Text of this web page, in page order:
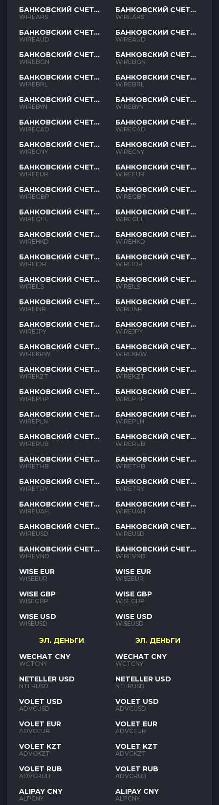
БАНКОВСКИЙ СЧЕТ
ARS
WIREARS
БАНКОВСКИЙ СЧЕТ
AUD
WIREAUD
БАНКОВСКИЙ СЧЕТ
BGN
WIREBGN
БАНКОВСКИЙ СЧЕТ
BRL
WIREBRL
БАНКОВСКИЙ СЧЕТ
BYN
WIREBYN
БАНКОВСКИЙ СЧЕТ
CAD
WIRECAD
БАНКОВСКИЙ СЧЕТ
CNY
WIRECNY
БАНКОВСКИЙ СЧЕТ
EUR
WIREEUR
БАНКОВСКИЙ СЧЕТ
GBP
WIREGBP
БАНКОВСКИЙ СЧЕТ
GEL
WIREGEL
БАНКОВСКИЙ СЧЕТ
HKD
WIREHKD
БАНКОВСКИЙ СЧЕТ
IDR
WIREIDR
БАНКОВСКИЙ СЧЕТ
ILS
WIREILS
БАНКОВСКИЙ СЧЕТ
INR
WIREINR
БАНКОВСКИЙ СЧЕТ
JPY
WIREJPY
БАНКОВСКИЙ СЧЕТ
KRW
WIREKRW
БАНКОВСКИЙ СЧЕТ
KZT
WIREKZT
БАНКОВСКИЙ СЧЕТ
PHP
WIREPHP
БАНКОВСКИЙ СЧЕТ
PLN
WIREPLN
БАНКОВСКИЙ СЧЕТ
RUB
WIRERUB
БАНКОВСКИЙ СЧЕТ
THB
WIRETHB
БАНКОВСКИЙ СЧЕТ
TRY
WIRETRY
БАНКОВСКИЙ СЧЕТ
UAH
WIREUAH
БАНКОВСКИЙ СЧЕТ
USD
WIREUSD
БАНКОВСКИЙ СЧЕТ
VND
WIREVND
WISE EUR
WISEEUR
WISE GBP
WISEGBP
WISE USD
WISEUSD
ЭЛ. ДЕНЬГИ
WECHAT CNY
WCTCNY
NETELLER USD
NTLRUSD
VOLET USD
ADVCUSD
VOLET EUR
ADVCEUR
VOLET KZT
ADVCKZT
VOLET RUB
ADVCRUB
ALIPAY CNY
ALPCNY
БАНКОВСКИЙ СЧЕТ
ARS
WIREARS
БАНКОВСКИЙ СЧЕТ
AUD
WIREAUD
БАНКОВСКИЙ СЧЕТ
BGN
WIREBGN
БАНКОВСКИЙ СЧЕТ
BRL
WIREBRL
БАНКОВСКИЙ СЧЕТ
BYN
WIREBYN
БАНКОВСКИЙ СЧЕТ
CAD
WIRECAD
БАНКОВСКИЙ СЧЕТ
CNY
WIRECNY
БАНКОВСКИЙ СЧЕТ
EUR
WIREEUR
БАНКОВСКИЙ СЧЕТ
GBP
WIREGBP
БАНКОВСКИЙ СЧЕТ
GEL
WIREGEL
БАНКОВСКИЙ СЧЕТ
HKD
WIREHKD
БАНКОВСКИЙ СЧЕТ
IDR
WIREIDR
БАНКОВСКИЙ СЧЕТ
ILS
WIREILS
БАНКОВСКИЙ СЧЕТ
INR
WIREINR
БАНКОВСКИЙ СЧЕТ
JPY
WIREJPY
БАНКОВСКИЙ СЧЕТ
KRW
WIREKRW
БАНКОВСКИЙ СЧЕТ
KZT
WIREKZT
БАНКОВСКИЙ СЧЕТ
PHP
WIREPHP
БАНКОВСКИЙ СЧЕТ
PLN
WIREPLN
БАНКОВСКИЙ СЧЕТ
RUB
WIRERUB
БАНКОВСКИЙ СЧЕТ
THB
WIRETHB
БАНКОВСКИЙ СЧЕТ
TRY
WIRETRY
БАНКОВСКИЙ СЧЕТ
UAH
WIREUAH
БАНКОВСКИЙ СЧЕТ
USD
WIREUSD
БАНКОВСКИЙ СЧЕТ
VND
WIREVND
WISE EUR
WISEEUR
WISE GBP
WISEGBP
WISE USD
WISEUSD
ЭЛ. ДЕНЬГИ
WECHAT CNY
WCTCNY
NETELLER USD
NTLRUSD
VOLET USD
ADVCUSD
VOLET EUR
ADVCEUR
VOLET KZT
ADVCKZT
VOLET RUB
ADVCRUB
ALIPAY CNY
ALPCNY